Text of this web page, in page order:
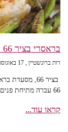
בראסרי בציר 66 המומלצת מכפר תבור
רות ברונשטיין 17 באוגוסט 2023
בציר 66,
66 עברה מתיחת פנים, עם תפריט חדש, ת. כשרות,
קראו עוד...